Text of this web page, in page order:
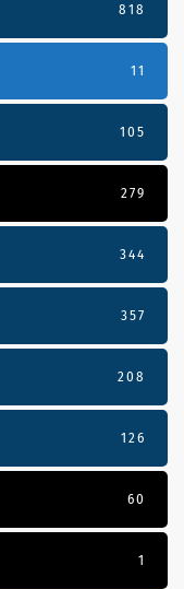
818
11
105
279
344
357
208
126
60
1